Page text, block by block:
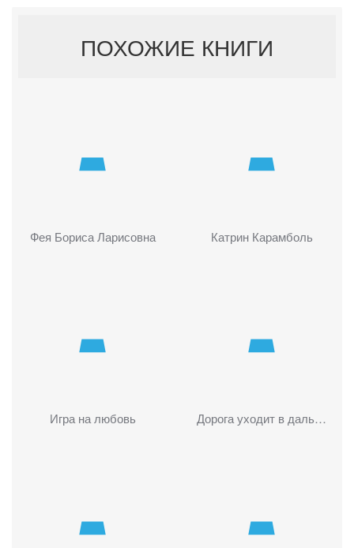
ПОХОЖИЕ КНИГИ
Фея Бориса Ларисовна Катрин Карамболь
Игра на любовь Дорога уходит в даль…